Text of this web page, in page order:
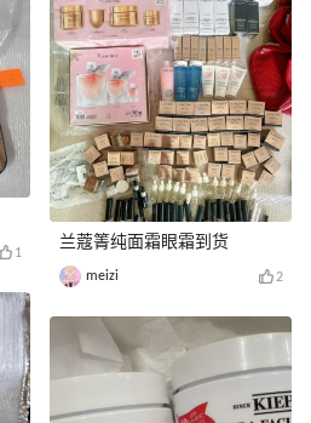
1
兰蔻箐纯面霜眼霜到货
meizi 2